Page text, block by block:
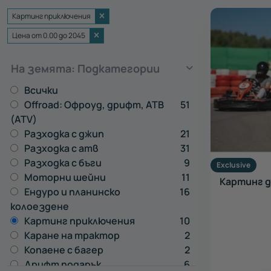
Картинг приключения
Цена от 0.00 до 2045
На земята: Подкатегории
Всички
Offroad: Офроуд, дрифт, АТВ
(ATV)
51
Разходка с джип
21
Разходка с атв
31
Разходка с бъги
9
Моторни шейни
11
Ендуро и планинско
колоездене
16
Картинг приключения
10
Каране на трактор
2
Копаене с багер
2
Дрифт подарък
6
Exclusive
Картинг